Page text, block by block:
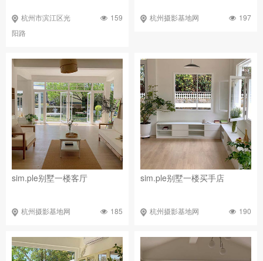
杭州市滨江区光
阳路
159 杭州摄影基地网 197
sim.ple别墅一楼客厅
杭州摄影基地网 185
sim.ple别墅一楼买手店
杭州摄影基地网 190